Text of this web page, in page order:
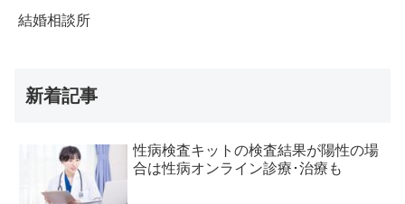
結婚相談所
新着記事
性病検査キットの検査結果が陽性の場
合は性病オンライン診療･治療も